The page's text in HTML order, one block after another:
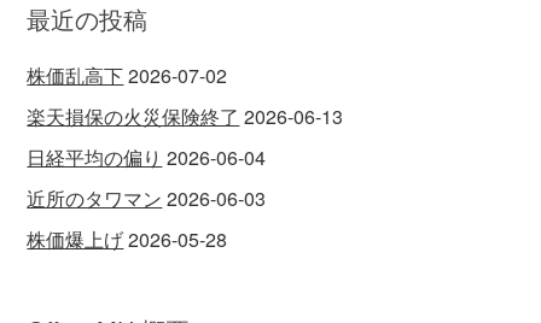
最近の投稿
株価乱高下2026-07-02
楽天損保の火災保険終了 2026-06-13
日経平均の偏り 2026-06-04
近所のタワマン 2026-06-03
株価爆上げ2026-05-28